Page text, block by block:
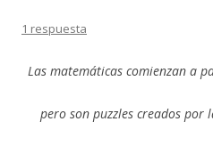
1 respuesta
Las matemáticas comienzan a
pero son puzzles creados